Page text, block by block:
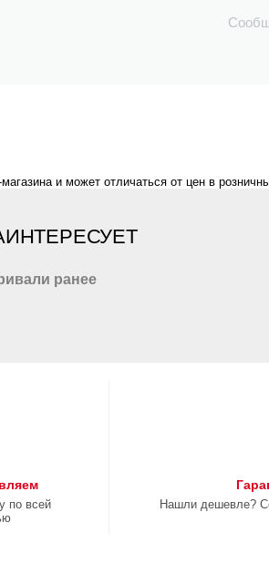
и может отличаться от цен в
ранее
по всей
Нашли дешевле?